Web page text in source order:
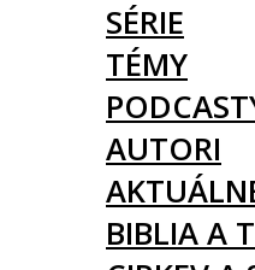
SÉRIE
TÉMY
AUTORI
BIBLIA A